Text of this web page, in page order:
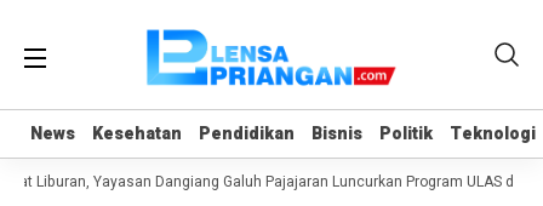
News Kesehatan Pendidikan Bisnis Politik Teknologi
News Kesehatan Pendidikan Bisnis Politik Teknologi
Liburan, Yayasan Dangiang Galuh Pajajaran Luncurkan Program ULAS di